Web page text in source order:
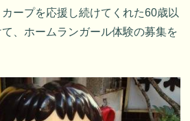
ープを応援し続けてくれた60歳以
て、ホームランガール体験の募集を